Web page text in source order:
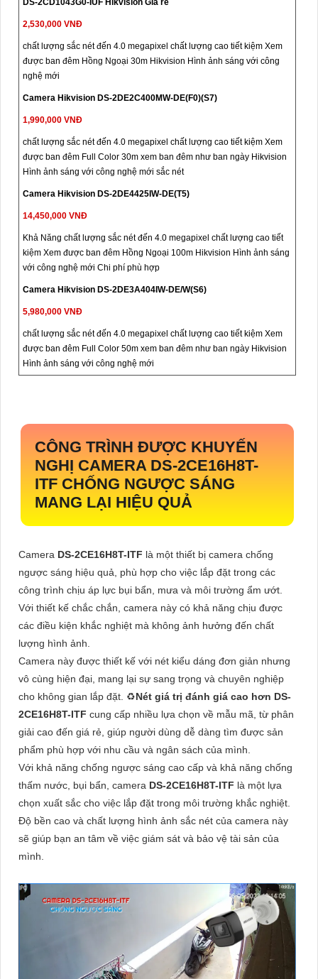
DS-2CD1043G0-IUF Hikvision Giá rẻ
2,530,000 VNĐ
chất lượng sắc nét đến 4.0 megapixel chất lượng cao tiết kiệm Xem
được ban đêm Hồng Ngoại 30m Hikvision Hình ảnh sáng với công
nghệ mới
Camera Hikvision DS-2DE2C400MW-DE(F0)(S7)
1,990,000 VNĐ
chất lượng sắc nét đến 4.0 megapixel chất lượng cao tiết kiệm Xem
được ban đêm Full Color 30m xem ban đêm như ban ngày Hikvision
Hình ảnh sáng với công nghệ mới sắc nét
Camera Hikvision DS-2DE4425IW-DE(T5)
14,450,000 VNĐ
Khả Năng chất lượng sắc nét đến 4.0 megapixel chất lượng cao tiết
kiệm Xem được ban đêm Hồng Ngoại 100m Hikvision Hình ảnh sáng
với công nghệ mới Chi phí phù hợp
Camera Hikvision DS-2DE3A404IW-DE/W(S6)
5,980,000 VNĐ
chất lượng sắc nét đến 4.0 megapixel chất lượng cao tiết kiệm Xem
được ban đêm Full Color 50m xem ban đêm như ban ngày Hikvision
Hình ảnh sáng với công nghệ mới
CÔNG TRÌNH ĐƯỢC KHUYẾN
NGHỊ CAMERA DS-2CE16H8T-
ITF CHỐNG NGƯỢC SÁNG
MANG LẠI HIỆU QUẢ
Camera DS-2CE16H8T-ITF là một thiết bị camera chống
ngược sáng hiệu quả, phù hợp cho việc lắp đặt trong các
công trình chịu áp lực bụi bẩn, mưa và môi trường ẩm ướt.
Với thiết kế chắc chắn, camera này có khả năng chịu được
các điều kiện khắc nghiệt mà không ảnh hưởng đến chất
lượng hình ảnh.
Camera này được thiết kế với nét kiểu dáng đơn giản nhưng
vô cùng hiện đại, mang lại sự sang trọng và chuyên nghiệp
cho không gian lắp đặt. ♻Nét giá trị đánh giá cao hơn DS-
2CE16H8T-ITF cung cấp nhiều lựa chọn về mẫu mã, từ phân
giải cao đến giá rẻ, giúp người dùng dễ dàng tìm được sản
phẩm phù hợp với nhu cầu và ngân sách của mình.
Với khả năng chống ngược sáng cao cấp và khả năng chống
thấm nước, bụi bẩn, camera DS-2CE16H8T-ITF là một lựa
chọn xuất sắc cho việc lắp đặt trong môi trường khắc nghiệt.
Độ bền cao và chất lượng hình ảnh sắc nét của camera này
sẽ giúp bạn an tâm về việc giám sát và bảo vệ tài sản của
mình.